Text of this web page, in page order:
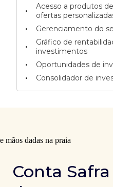
•
Acesso a produtos
ofertas
• Gerenciamento do
•
Gráfico de
investimentos
• Oportunidades de
• Consolidador de
Conta